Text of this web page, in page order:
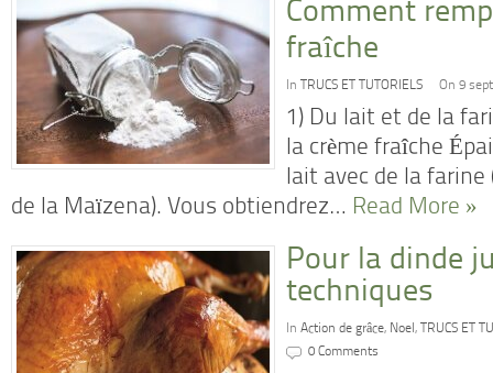
Comment
fraîche
In TRUCS ET TUTORIELS On 9
1) Du lait et de la
la crème fraîche
lait avec de la
de la Maïzena). Vous obtiendrez… Read More »
Pour la dinde
techniques
In Action de grâce, Noel ,
TRUCS ET
0 Comments